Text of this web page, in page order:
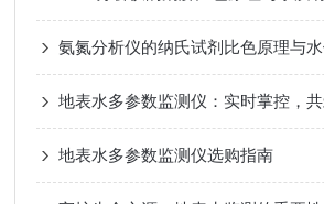
地表水多参数监测仪：实时掌控，
地表水多参数监测仪选购指南